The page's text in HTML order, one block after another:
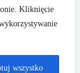
Kliknięcie
wszystko